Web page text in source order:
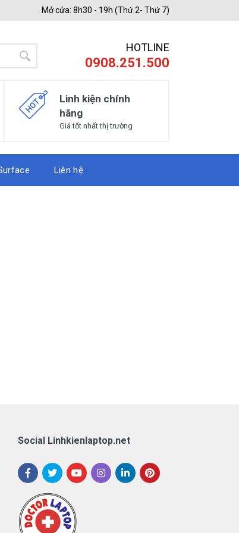
Mở cửa: 8h30 - 19h (Thứ 2- Thứ 7)
HOTLINE
0908.251.500
Linh kiện chính
hãng
Giá tốt nhất thị trường
Liên hệ
Social Linhkienlaptop.net